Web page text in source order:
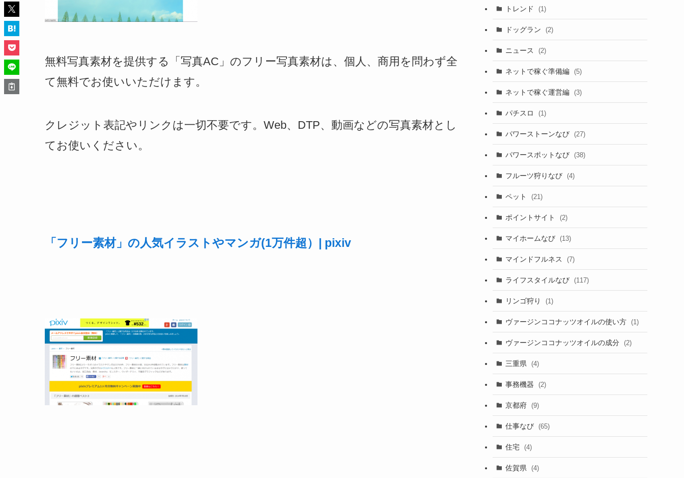
無料写真素材を提供する「写真AC」のフリー写真素材は、個人、商用を問わず全
て無料でお使いいただけます。
クレジット表記やリンクは一切不要です。Web、DTP、動画などの写真素材とし
てお使いください。
「フリー素材」の人気イラストやマンガ(1万件超）| pixiv
トレンド (1)
ドッグラン (2)
ニュース (2)
ネットで稼ぐ準備編 (5)
ネットで稼ぐ運営編 (3)
パチスロ (1)
パワーストーンなび (27)
パワースポットなび (38)
フルーツ狩りなび (4)
ペット (21)
ポイントサイト (2)
マイホームなび (13)
マインドフルネス (7)
ライフスタイルなび (117)
リンゴ狩り (1)
ヴァージンココナッツオイルの使い方 (1)
ヴァージンココナッツオイルの成分 (2)
三重県 (4)
事務機器 (2)
京都府 (9)
仕事なび (65)
住宅 (4)
佐賀県 (4)